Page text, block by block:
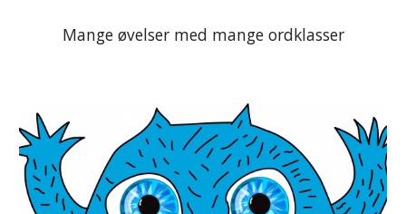
Mange øvelser med mange ordklasser